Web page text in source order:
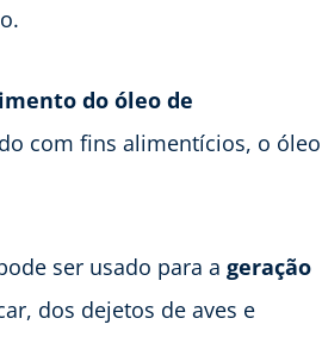
do óleo de
com fins alimentícios, o óleo
ser usado para a geração
dos dejetos de aves e